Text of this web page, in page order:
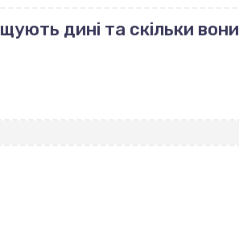
дині та скільки вони